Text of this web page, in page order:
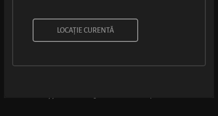
COVRIG CU UMPLUTURĂ CU
VIȘINE
LOCAȚIE CURENTĂ